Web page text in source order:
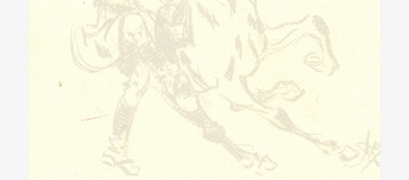
ΜΕΤΑΠΤΥΧΙΑΚΑ
ΔΙΔΑΚΤΟΡΙΚΑ
ΕΚΠΑΙΔΕΥΤΙΚΑ ΙΔΡΥΜΑΤΑ